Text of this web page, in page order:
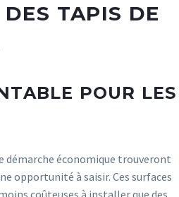
TAPIS DE
POUR LES
démarche économique trouveront
opportunité à saisir. Ces surfaces